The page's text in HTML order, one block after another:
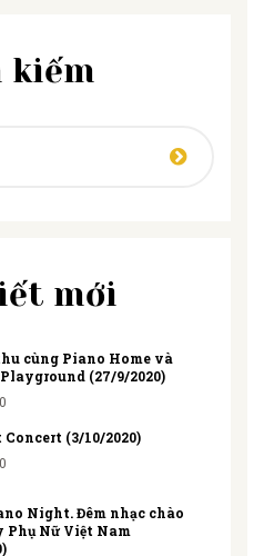
kiếm
mới
cùng Piano Home và
(27/9/2020)
(3/10/2020)
Night. Đêm nhạc chào
Phụ Nữ Việt Nam